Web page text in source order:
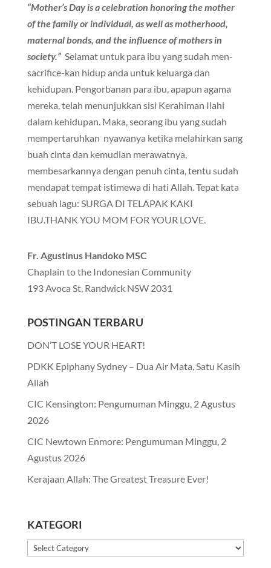
“Mother’s Day is a celebration honoring the mother
of the family or individual, as well as motherhood,
maternal bonds, and the influence of mothers in
society.”Selamat untuk para ibu yang sudah men-
sacrifice-kan hidup anda untuk keluarga dan
kehidupan. Pengorbanan para ibu, apapun agama
mereka, telah menunjukkan sisi Kerahiman Ilahi
dalam kehidupan. Maka, seorang ibu yang sudah
mempertaruhkan nyawanya ketika melahirkan sang
buah cinta dan kemudian merawatnya,
membesarkannya dengan penuh cinta, tentu sudah
mendapat tempat istimewa di hati Allah. Tepat kata
sebuah lagu: SURGA DI TELAPAK KAKI
IBU.THANK YOU MOM FOR YOUR LOVE.
Fr. Agustinus Handoko MSC
Chaplain to the Indonesian Community
193 Avoca St, Randwick NSW 2031
POSTINGAN TERBARU
DON’T LOSE YOUR HEART!
PDKK Epiphany Sydney – Dua Air Mata, Satu Kasih
Allah
CIC Kensington: Pengumuman Minggu, 2 Agustus
2026
CIC Newtown Enmore: Pengumuman Minggu, 2
Agustus 2026
Kerajaan Allah: The Greatest Treasure Ever!
KATEGORI
Kategori